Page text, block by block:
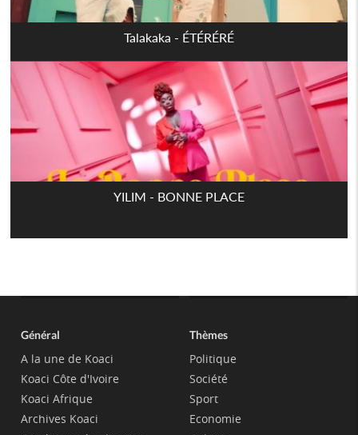
Talakaka - ÉTÉRÉRÉ
YILIM - BONNE PLACE
Général
A la une de Koaci
Koaci Côte d'Ivoire
Koaci Afrique
Archives Koaci
Thèmes
Politique
Société
Sport
Economie